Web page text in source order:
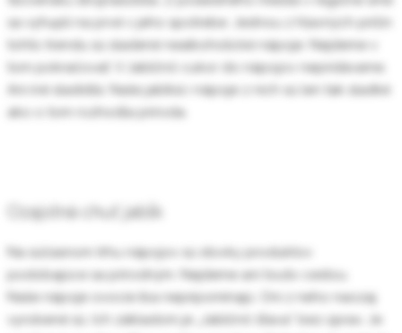
sa vyhupli na prvé v jeho spotrebe. Jednou z hlavných príčin
tohto trendu sú sladené nealkoholické nápoje. Nejdeme v
tom pokračovať. V Jablčnô cukor do nápojov nepridávame.
Ani iné sladidlá. Naše jablká i nápoje z nich sú len tak sladké
ako o tom rozhodla príroda.
Ozajstná chuť jabĺk
Na súčasnom trhu nápojov sú stovky produktov
podobajúce sa prírodným. Nejdeme ani touto cestou.
Naše nápoje ovocie iba nepripomínajú. Oni z neho naozaj
vyrobené sú. Ich základom je „Jablčnô šťava“ bez úprav. Je